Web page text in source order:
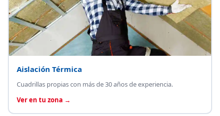
Aislación Térmica
Cuadrillas propias con más de 30 años de experiencia.
Ver en tu zona →